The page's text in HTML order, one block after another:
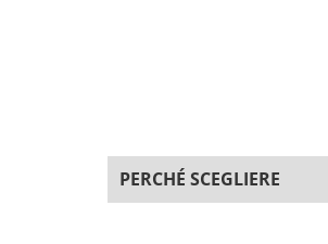
PERCHÉ SCEGLIERE